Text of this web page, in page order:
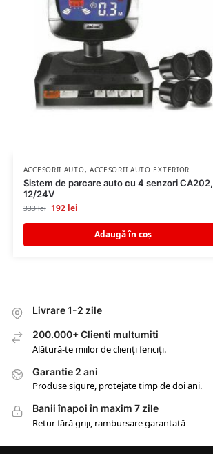
ACCESORII AUTO, ACCESORII AUTO EXTERIOR
Sistem de parcare auto cu 4 senzori CA202,
12/24V
333lei 192 lei
Adaugă în coș
Livrare 1-2 zile
200.000+ Clienti multumiti
Alătură-te miilor de clienți fericiți.
Garantie 2 ani
Produse sigure, protejate timp de doi ani.
Banii înapoi în maxim 7 zile
Retur fără griji, rambursare garantată